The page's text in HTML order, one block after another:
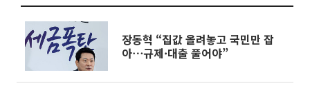
장동혁 “집값 올려놓고 국민만 잡
아⋯규제·대출 풀어야”